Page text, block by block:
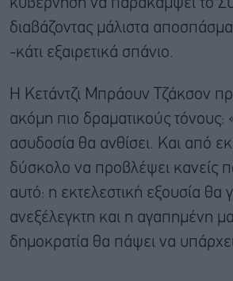
κυβέρνηση να παρακάμψει το
διαβάζοντας μάλιστα
-κάτι εξαιρετικά σπάνιο.
Η Κετάντζι Μπράουν Τζάκσον
ακόμη πιο δραματικούς τόνους:
ασυδοσία θα ανθίσει. Και από
δύσκολο να προβλέψει κανείς
αυτό: η εκτελεστική εξουσία θα
ανεξέλεγκτη και η αγαπημένη
δημοκρατία θα πάψει να